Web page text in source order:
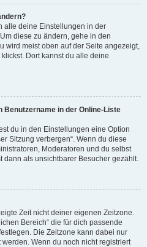
alle deine Einstellungen in der
diese zu ändern, gehe in den
wird meist oben auf der Seite angezeigt,
Dort kannst du alle deine
Benutzername in der Online-Liste
du in den Einstellungen eine Option
Sitzung verbergen“. Wenn du diese
Moderatoren und du selbst
dann als unsichtbarer Besucher gezählt.
Zeit nicht deiner eigenen Zeitzone.
Bereich“ die für dich passende
Die Zeitzone kann dabei nur
Wenn du noch nicht registriert